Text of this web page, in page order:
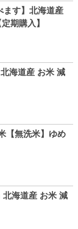
ます】北海道産
期購入】
海道産 お米 減
【無洗米】ゆめ
北海道産 お米 減